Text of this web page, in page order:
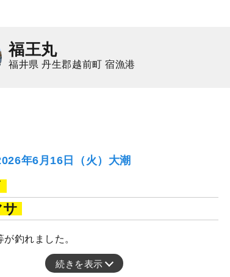
福王丸
福井県 丹生郡越前町 宿漁港
年6月16日（火）大潮
サ
が釣れました。
続きを表示